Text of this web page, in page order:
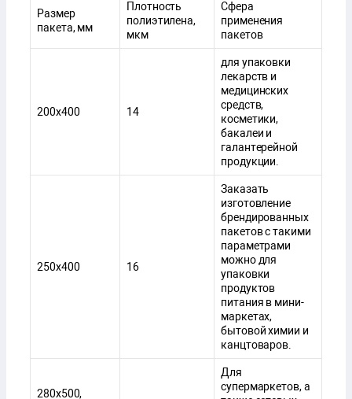
Размер
пакета, мм
Плотность
полиэтилена,
мкм
Сфера
применения
пакетов
200х400 14
для упаковки
лекарств и
медицинских
средств,
косметики,
бакалеи и
галантерейной
продукции.
250х400 16
Заказать
изготовление
брендированных
пакетов с такими
параметрами
можно для
упаковки
продуктов
питания в мини-
маркетах,
бытовой химии и
канцтоваров.
280х500,
Для
супермаркетов, а